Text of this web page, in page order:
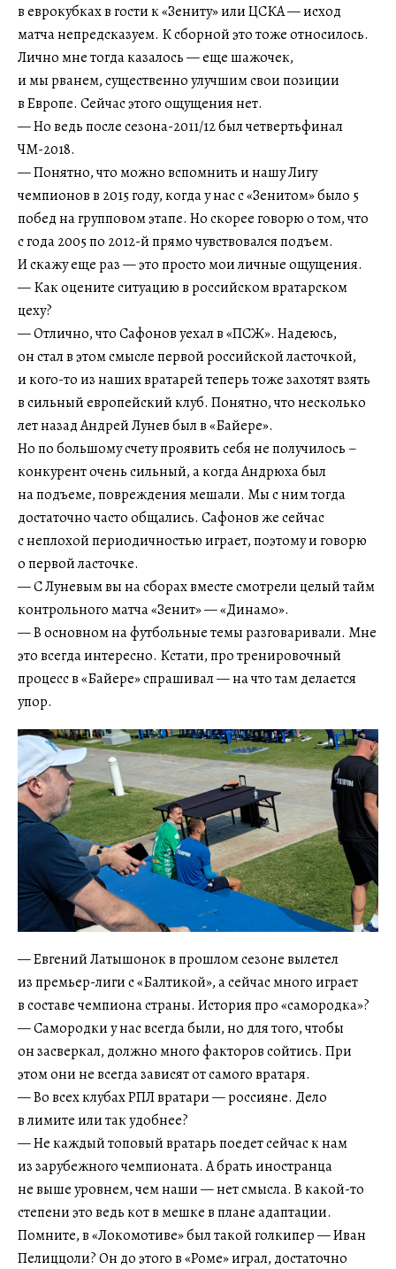
в еврокубках в гости к «Зениту» или ЦСКА — исход
матча непредсказуем. К сборной это тоже относилось.
Лично мне тогда казалось — еще шажочек,
и мы рванем, существенно улучшим свои позиции
в Европе. Сейчас этого ощущения нет.
— Но ведь после сезона-2011/12 был четвертьфинал
ЧМ-2018.
— Понятно, что можно вспомнить и нашу Лигу
чемпионов в 2015 году, когда у нас с «Зенитом» было 5
побед на групповом этапе. Но скорее говорю о том, что
с года 2005 по 2012-й прямо чувствовался подъем.
И скажу еще раз — это просто мои личные ощущения.
— Как оцените ситуацию в российском вратарском
цеху?
— Отлично, что Сафонов уехал в «ПСЖ». Надеюсь,
он стал в этом смысле первой российской ласточкой,
и кого-то из наших вратарей теперь тоже захотят взять
в сильный европейский клуб. Понятно, что несколько
лет назад Андрей Лунев был в «Байере».
Но по большому счету проявить себя не получилось –
конкурент очень сильный, а когда Андрюха был
на подъеме, повреждения мешали. Мы с ним тогда
достаточно часто общались. Сафонов же сейчас
с неплохой периодичностью играет, поэтому и говорю
о первой ласточке.
— С Луневым вы на сборах вместе смотрели целый тайм
контрольного матча «Зенит» — «Динамо».
— В основном на футбольные темы разговаривали. Мне
это всегда интересно. Кстати, про тренировочный
процесс в «Байере» спрашивал — на что там делается
упор.
— Евгений Латышонок в прошлом сезоне вылетел
из премьер-лиги с «Балтикой», а сейчас много играет
в составе чемпиона страны. История про «самородка»?
— Самородки у нас всегда были, но для того, чтобы
он засверкал, должно много факторов сойтись. При
этом они не всегда зависят от самого вратаря.
— Во всех клубах РПЛ вратари — россияне. Дело
в лимите или так удобнее?
— Не каждый топовый вратарь поедет сейчас к нам
из зарубежного чемпионата. А брать иностранца
не выше уровнем, чем наши — нет смысла. В какой-то
степени это ведь кот в мешке в плане адаптации.
Помните, в «Локомотиве» был такой голкипер — Иван
Пелиццоли? Он до этого в «Роме» играл, достаточно